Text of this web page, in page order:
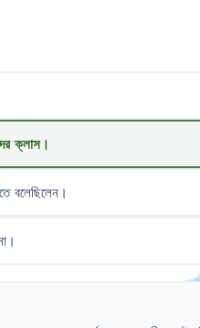
ক্লাস।
বলেছিলেন।
।